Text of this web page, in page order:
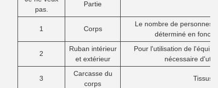
pas.
Partie
1 Corps
Le nombre de personnes
déterminé en
2
Ruban intérieur
et extérieur
Pour l'utilisation de
nécessaire
3
Carcasse du
corps
Tissus